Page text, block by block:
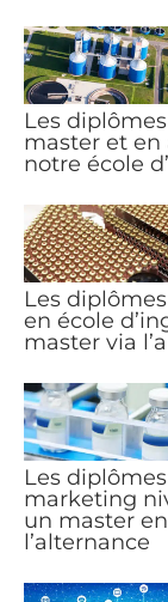
Les
master et
notre école
Les
en école
master via
Les
marketing
un master
l’alternance